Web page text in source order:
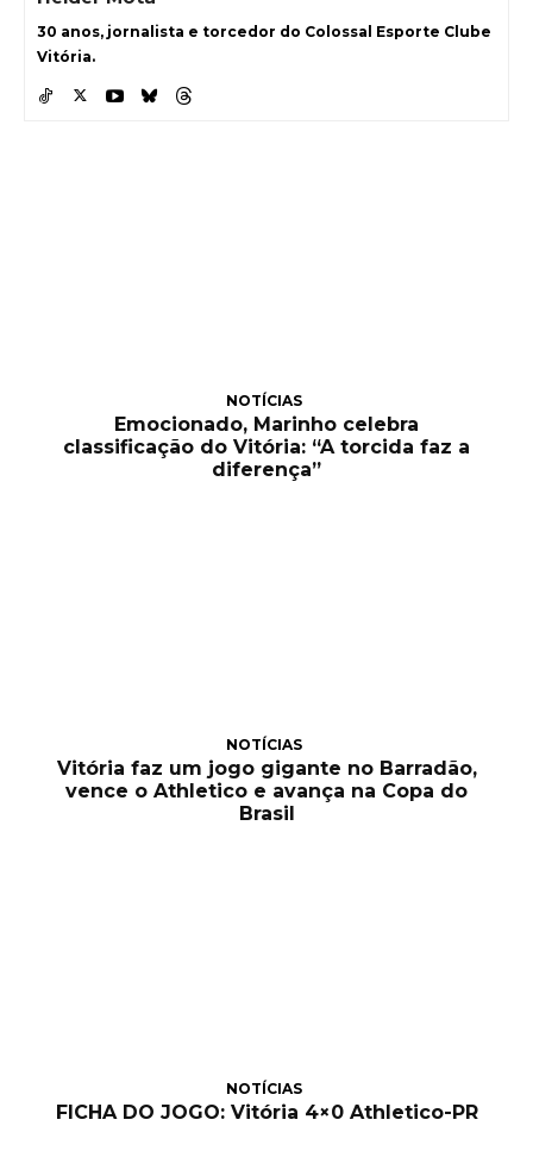
30 anos, jornalista e torcedor do Colossal Esporte Clube
Vitória.
NOTÍCIAS
Emocionado, Marinho celebra
classificação do Vitória: “A torcida faz a
diferença”
NOTÍCIAS
Vitória faz um jogo gigante no Barradão,
vence o Athletico e avança na Copa do
Brasil
NOTÍCIAS
FICHA DO JOGO: Vitória 4×0 Athletico-PR